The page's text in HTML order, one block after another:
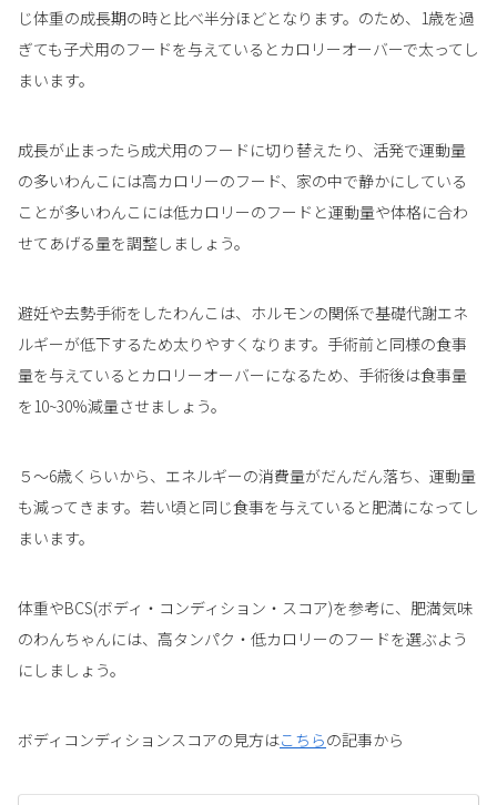
じ体重の成長期の時と比べ半分ほどとなります。のため、1歳を過
ぎても子犬用のフードを与えているとカロリーオーバーで太ってし
まいます。
成長が止まったら成犬用のフードに切り替えたり、活発で運動量
の多いわんこには高カロリーのフード、家の中で静かにしている
ことが多いわんこには低カロリーのフードと運動量や体格に合わ
せてあげる量を調整しましょう。
避妊や去勢手術をしたわんこは、ホルモンの関係で基礎代謝エネ
ルギーが低下するため太りやすくなります。手術前と同様の食事
量を与えているとカロリーオーバーになるため、手術後は食事量
を10~30%減量させましょう。
５～6歳くらいから、エネルギーの消費量がだんだん落ち、運動量
も減ってきます。若い頃と同じ食事を与えていると肥満になってし
まいます。
体重やBCS(ボディ・コンディション・スコア)を参考に、肥満気味
のわんちゃんには、高タンパク・低カロリーのフードを選ぶよう
にしましょう。
ボディコンディションスコアの見方はこちらの記事から